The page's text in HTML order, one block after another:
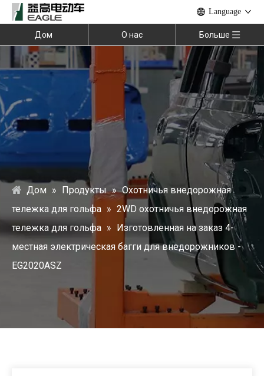
Language
Дом О нас Больше
Дом » Продукты » Охотничья внедорожная
тележка для гольфа » 2WD охотничья внедорожная
тележка для гольфа » Изготовленная на заказ 4-
местная электрическая багги для внедорожников -
EG2020ASZ